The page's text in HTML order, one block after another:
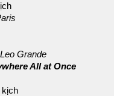
Grande
All at Once
kịch